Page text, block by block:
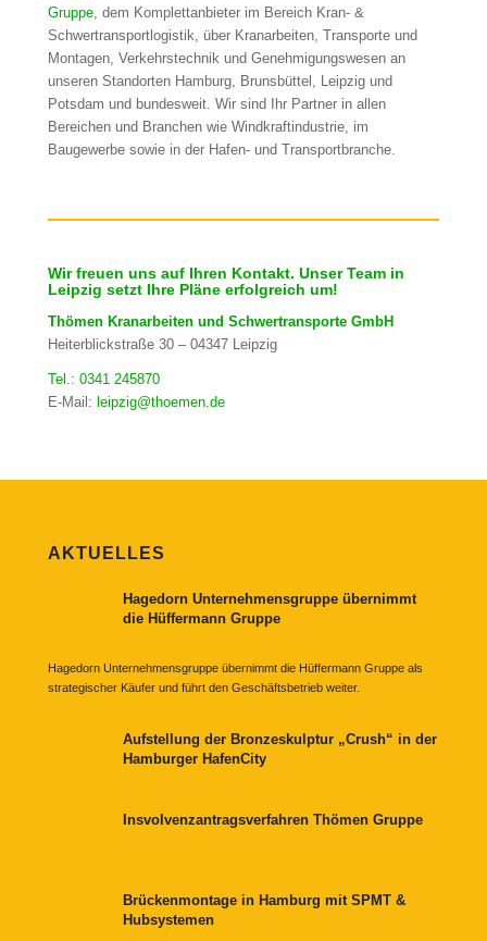
Gruppe, dem Komplettanbieter im Bereich Kran- &
Schwertransportlogistik, über Kranarbeiten, Transporte und
Montagen, Verkehrstechnik und Genehmigungswesen an
unseren Standorten Hamburg, Brunsbüttel, Leipzig und
Potsdam und bundesweit. Wir sind Ihr Partner in allen
Bereichen und Branchen wie Windkraftindustrie, im
Baugewerbe sowie in der Hafen- und Transportbranche.
Wir freuen uns auf Ihren Kontakt. Unser Team in
Leipzig setzt Ihre Pläne erfolgreich um!
Thömen Kranarbeiten und Schwertransporte GmbH
Heiterblickstraße 30 – 04347 Leipzig
Tel.: 0341 245870
E-Mail: leipzig@thoemen.de
AKTUELLES
Hagedorn Unternehmensgruppe übernimmt
die Hüffermann Gruppe
Hagedorn Unternehmensgruppe übernimmt die Hüffermann Gruppe als
strategischer Käufer und führt den Geschäftsbetrieb weiter.
Aufstellung der Bronzeskulptur „Crush“ in der
Hamburger HafenCity
Insvolvenzantragsverfahren Thömen Gruppe
Brückenmontage in Hamburg mit SPMT &
Hubsystemen